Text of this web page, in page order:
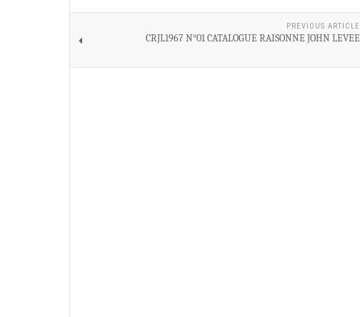
PREVIOUS ARTICLE
CRJL1967 N°01 CATALOGUE RAISONNE JOHN LEVEE